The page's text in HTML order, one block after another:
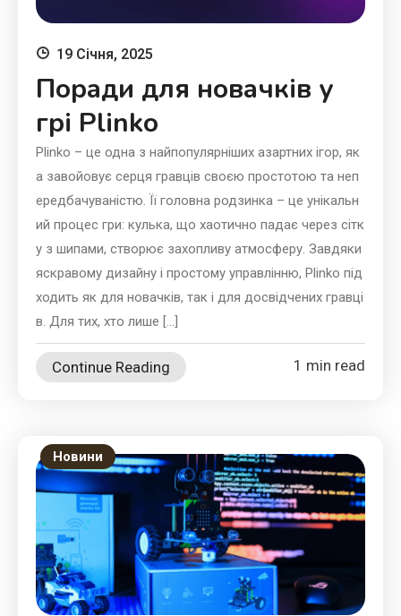
19 Січня, 2025
Поради для новачків у
грі Plinko
Plinko – це одна з найпопулярніших азартних ігор, як
а завойовує серця гравців своєю простотою та неп
ередбачуваністю. Її головна родзинка – це унікальн
ий процес гри: кулька, що хаотично падає через сітк
у з шипами, створює захопливу атмосферу. Завдяки
яскравому дизайну і простому управлінню, Plinko під
ходить як для новачків, так і для досвідчених гравці
в. Для тих, хто лише […]
Continue Reading 1 min read
Новини